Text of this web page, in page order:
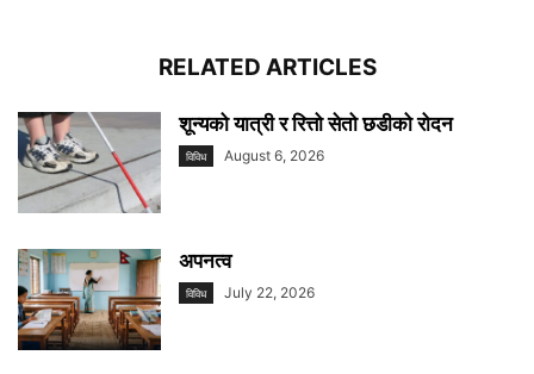
RELATED ARTICLES
शून्यको यात्री र रित्तो सेतो छडीको रोदन
विविध August 6, 2026
अपनत्व
विविध July 22, 2026